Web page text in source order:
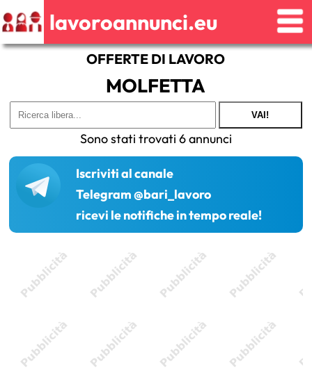
lavoroannunci.eu
OFFERTE DI LAVORO
MOLFETTA
VAI!
Sono stati trovati 6 annunci
Iscriviti al canale
Telegram @bari_lavoro
ricevi le notifiche in tempo reale!